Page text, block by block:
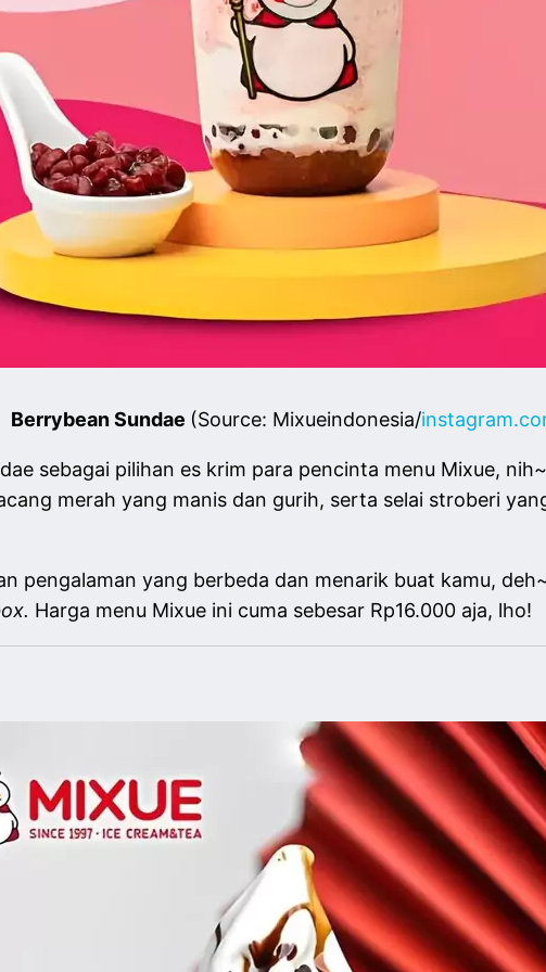
Berrybean Sundae (Source: Mixueindonesia/
sebagai pilihan es krim para pencinta menu Mixue, nih~
merah yang manis dan gurih, serta selai stroberi
pengalaman yang berbeda dan menarik buat kamu,
Harga menu Mixue ini cuma sebesar Rp16.000 aja, lho!